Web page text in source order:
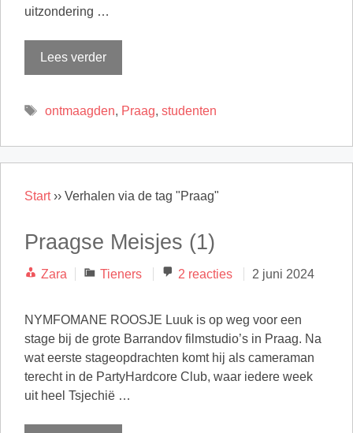
uitzondering …
Lees verder
Tags
ontmaagden, Praag, studenten
Start›› Verhalen via de tag "Praag"
Praagse Meisjes (1)
Zara Categorieën
Tieners 2 reacties 2 juni 2024
NYMFOMANE ROOSJE Luuk is op weg voor een
stage bij de grote Barrandov filmstudio’s in Praag. Na
wat eerste stageopdrachten komt hij als cameraman
terecht in de PartyHardcore Club, waar iedere week
uit heel Tsjechië …